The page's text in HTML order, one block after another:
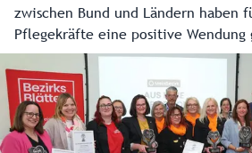
zwischen Bund und Ländern haben
Pflegekräfte eine positive Wendung
Möglichkeit, mehr Schulden
den Pflegebonus bis Ende Juni 2026
Das haben heute Landeshauptfrau
Landeshauptfrau-Stellvertreterin
bekanntgegeben.